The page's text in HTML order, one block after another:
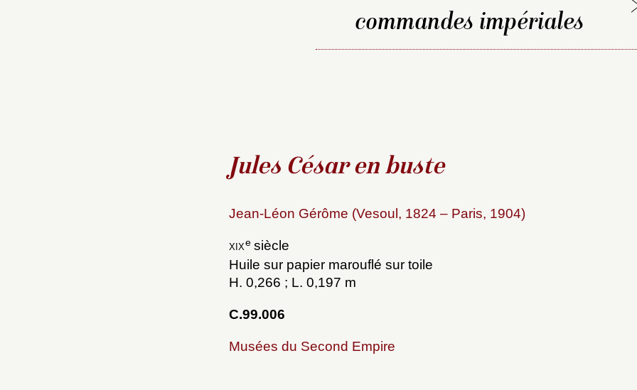
commandes impériales
Jules César en buste
Jean-Léon Gérôme (Vesoul, 1824 – Paris, 1904)
xixesiècle
Huile sur papier marouflé sur toile
H. 0,266 ; L. 0,197 m
C.99.006
Musées du Second Empire